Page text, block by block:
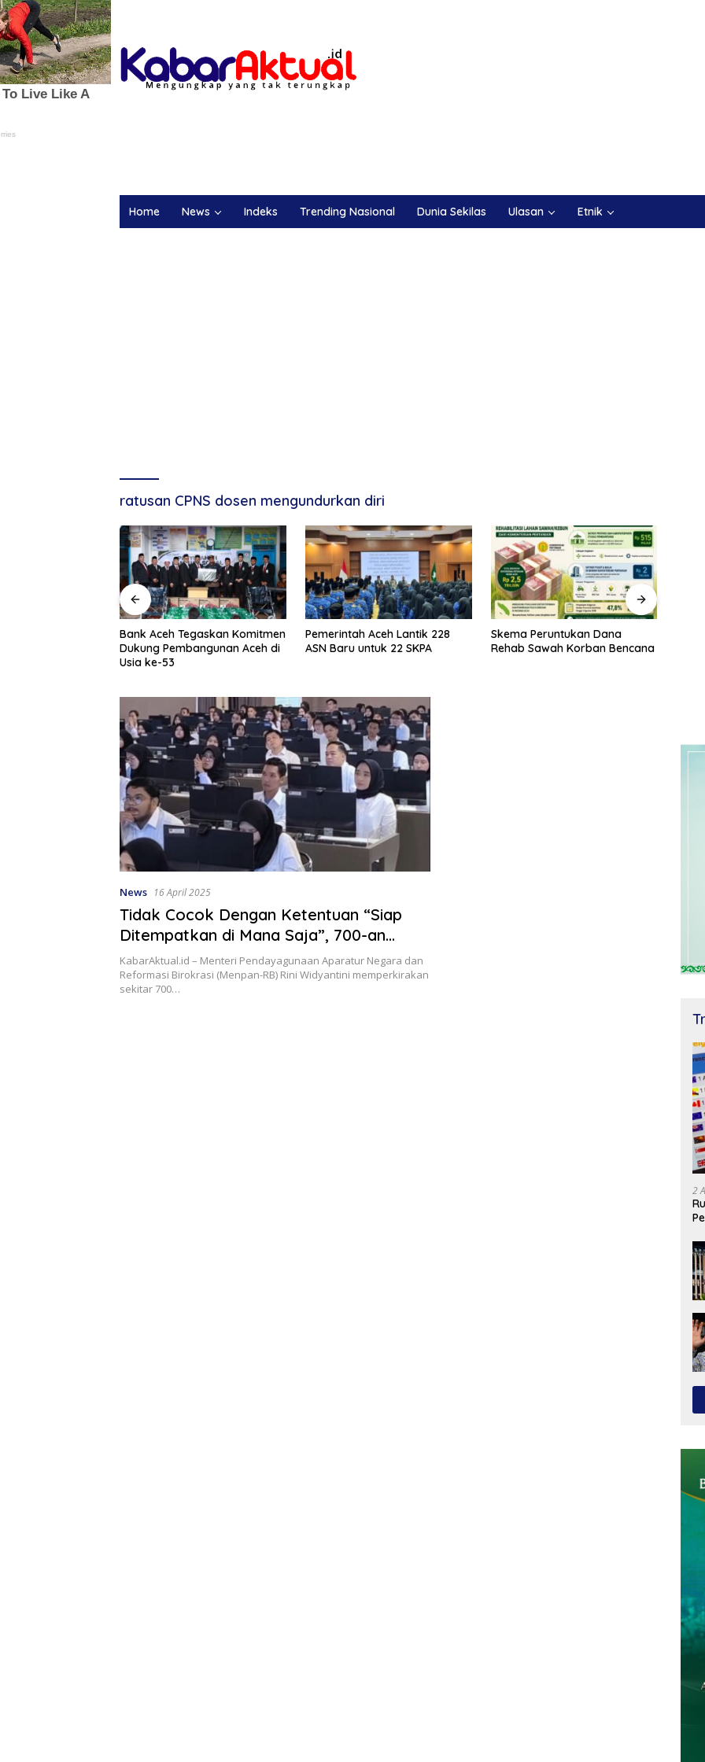
Home News Indeks Trending Nasional Dunia Sekilas Ulasan Etnik
ratusan CPNS dosen mengundurkan diri
Bank Aceh Tegaskan Komitmen
Dukung Pembangunan Aceh di
Usia ke-53
Pemerintah Aceh Lantik 228
ASN Baru untuk 22 SKPA
Skema Peruntukan Dana
Rehab Sawah Korban Bencana
News 16 April 2025
Tidak Cocok Dengan Ketentuan “Siap
Ditempatkan di Mana Saja”, 700-an
CPNS Dosen Lebih Memilih
Mengundurkan Diri
KabarAktual.id – Menteri Pendayagunaan Aparatur Negara dan
Reformasi Birokrasi (Menpan-RB) Rini Widyantini memperkirakan
sekitar 700…
2